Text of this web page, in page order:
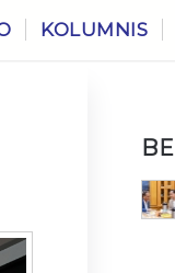
KOLUMNIS